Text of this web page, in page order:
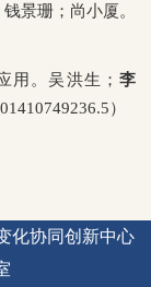
景珊；尚小厦。
用。吴洪生； 李
）
化协同创新中心